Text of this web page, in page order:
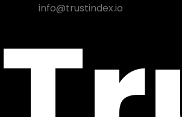
info@trustindex.io